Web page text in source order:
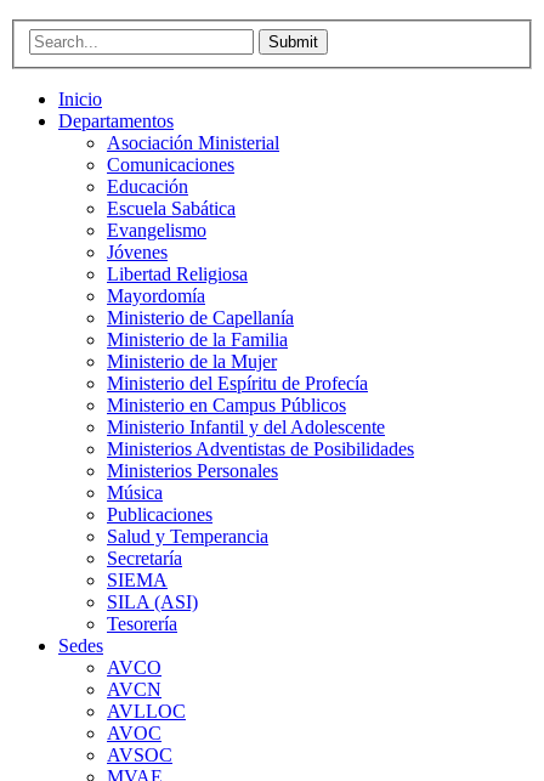
Submit
Inicio
Departamentos
Asociación Ministerial
Comunicaciones
Educación
Escuela Sabática
Evangelismo
Jóvenes
Libertad Religiosa
Mayordomía
Ministerio de Capellanía
Ministerio de la Familia
Ministerio de la Mujer
Ministerio del Espíritu de Profecía
Ministerio en Campus Públicos
Ministerio Infantil y del Adolescente
Ministerios Adventistas de Posibilidades
Ministerios Personales
Música
Publicaciones
Salud y Temperancia
Secretaría
SIEMA
SILA (ASI)
Tesorería
Sedes
AVCO
AVCN
AVLLOC
AVOC
AVSOC
MVAE